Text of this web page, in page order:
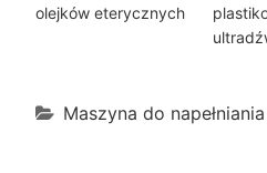
olejków eterycznych
Maszyna do